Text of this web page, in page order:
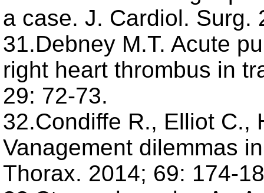
a case. J. Cardiol. Surg.
31.Debney M.T. Acute
right heart thrombus in
29: 72-73.
32.Condiffe R., Elliot C.,
Vanagement dilemmas
Thorax. 2014; 69: 174-